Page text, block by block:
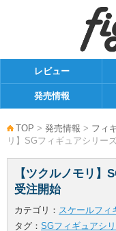
レビュー
発売情報
TOP > 発売情報 > フィ
リ】SGフィギュアシリー
【ツクルノモリ】
受注開始
カテゴリ： スケールフィ
タグ： SGフィギュアシ